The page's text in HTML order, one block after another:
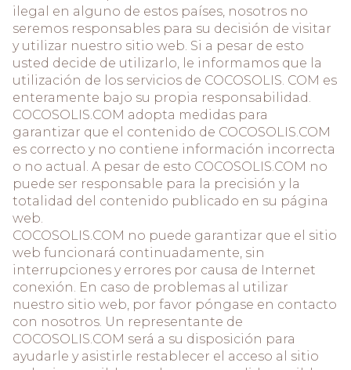
ilegal en alguno de estos países, nosotros no
seremos responsables para su decisión de visitar
y utilizar nuestro sitio web. Si a pesar de esto
usted decide de utilizarlo, le informamos que la
utilización de los servicios de COCOSOLIS. COM es
enteramente bajo su propia responsabilidad.
COCOSOLIS.COM adopta medidas para
garantizar que el contenido de COCOSOLIS.COM
es correcto y no contiene información incorrecta
o no actual. A pesar de esto COCOSOLIS.COM no
puede ser responsable para la precisión y la
totalidad del contenido publicado en su página
web.
COCOSOLIS.COM no puede garantizar que el sitio
web funcionará continuadamente, sin
interrupciones y errores por causa de Internet
conexión. En caso de problemas al utilizar
nuestro sitio web, por favor póngase en contacto
con nosotros. Un representante de
COCOSOLIS.COM será a su disposición para
ayudarle y asistirle restablecer el acceso al sitio